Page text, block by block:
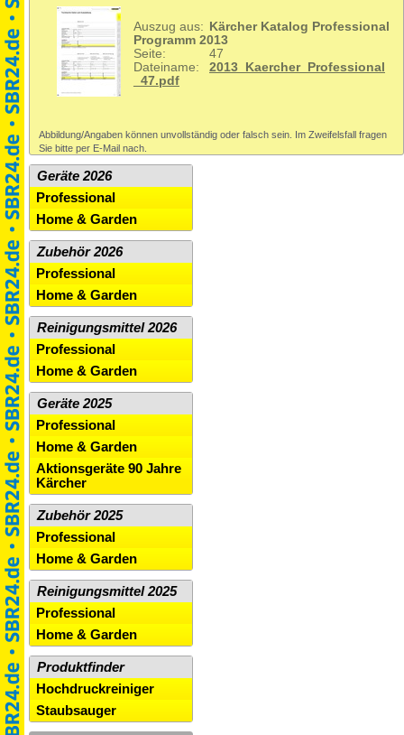
Auszug aus:
Kärcher Katalog Professional
Programm 2013
Seite:
47
Dateiname:
2013_Kaercher_Professional
_47.pdf
Abbildung/Angaben können unvollständig oder falsch sein. Im Zweifelsfall fragen
Sie bitte per E-Mail nach.
Geräte 2026
Professional
Home & Garden
Zubehör 2026
Professional
Home & Garden
Reinigungsmittel 2026
Professional
Home & Garden
Geräte 2025
Professional
Home & Garden
Aktionsgeräte 90 Jahre
Kärcher
Zubehör 2025
Professional
Home & Garden
Reinigungsmittel 2025
Professional
Home & Garden
Produktfinder
Hochdruckreiniger
Staubsauger